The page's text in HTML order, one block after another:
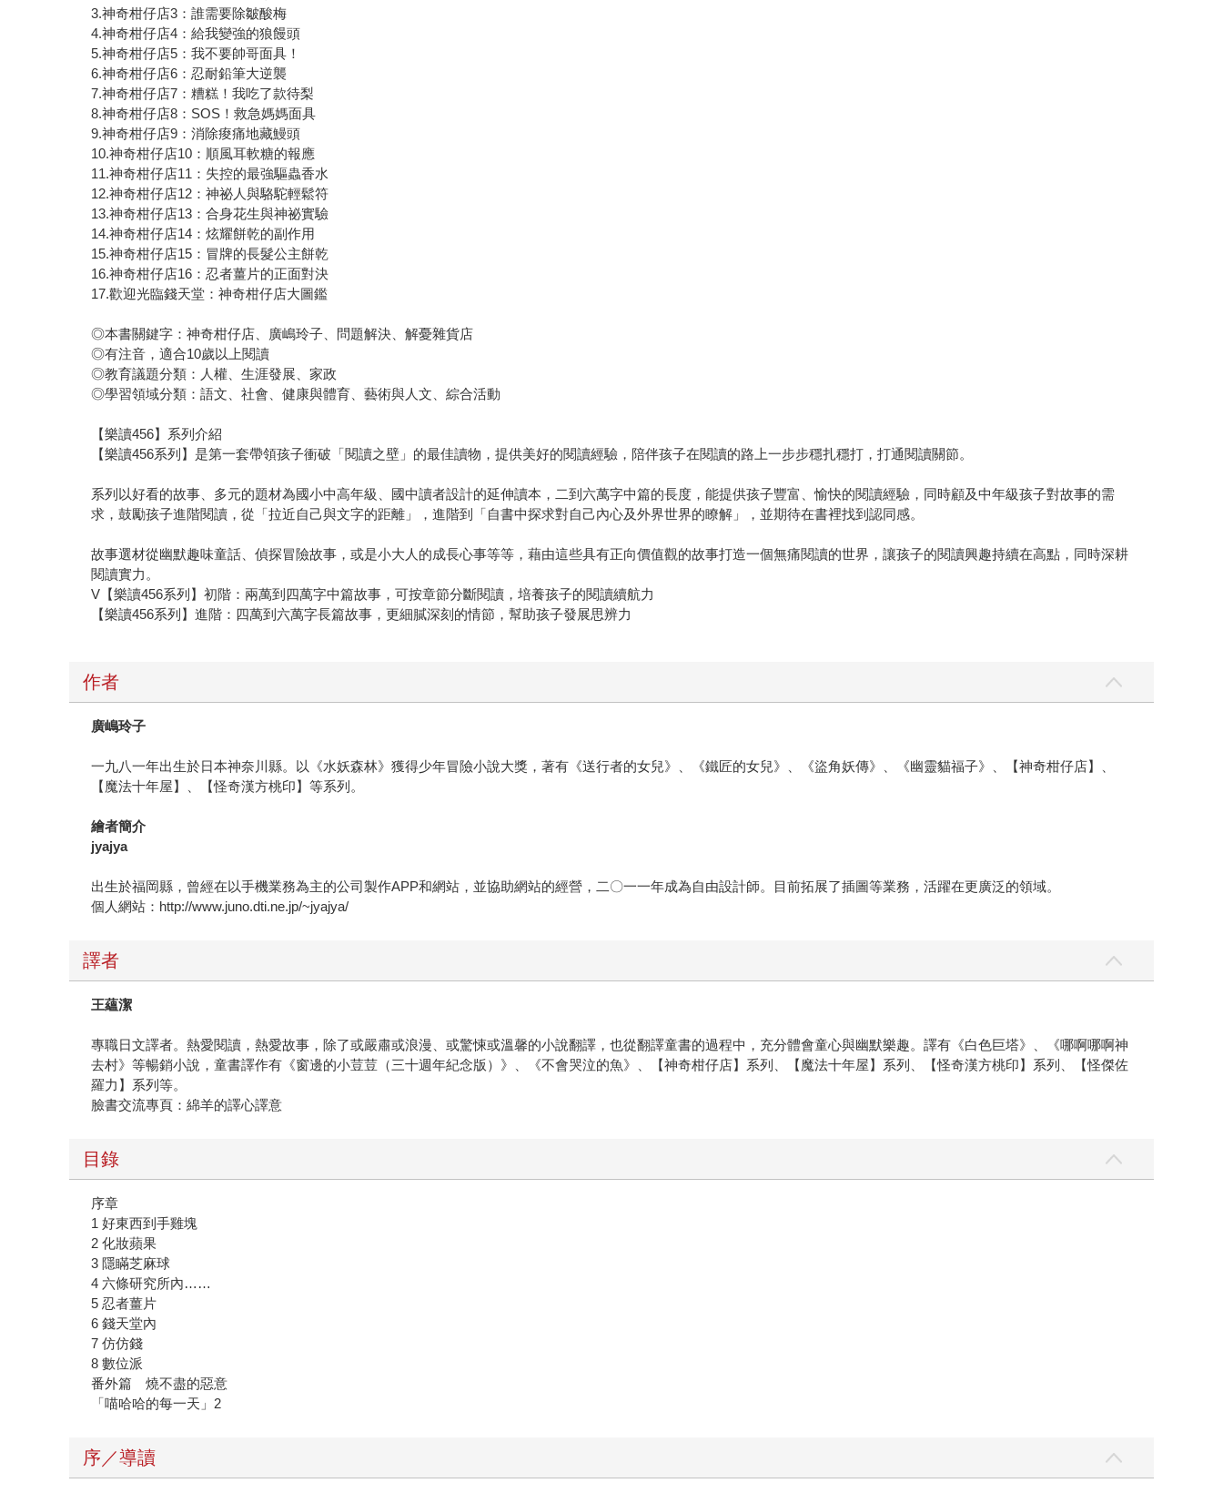
3.神奇柑仔店3：誰需要除皺酸梅
4.神奇柑仔店4：給我變強的狼饅頭
5.神奇柑仔店5：我不要帥哥面具！
6.神奇柑仔店6：忍耐鉛筆大逆襲
7.神奇柑仔店7：糟糕！我吃了款待梨
8.神奇柑仔店8：SOS！救急媽媽面具
9.神奇柑仔店9：消除痠痛地藏鰻頭
10.神奇柑仔店10：順風耳軟糖的報應
11.神奇柑仔店11：失控的最強驅蟲香水
12.神奇柑仔店12：神祕人與駱駝輕鬆符
13.神奇柑仔店13：合身花生與神祕實驗
14.神奇柑仔店14：炫耀餅乾的副作用
15.神奇柑仔店15：冒牌的長髮公主餅乾
16.神奇柑仔店16：忍者薑片的正面對決
17.歡迎光臨錢天堂：神奇柑仔店大圖鑑
◎本書關鍵字：神奇柑仔店、廣嶋玲子、問題解決、解憂雜貨店
◎有注音，適合10歲以上閱讀
◎教育議題分類：人權、生涯發展、家政
◎學習領域分類：語文、社會、健康與體育、藝術與人文、綜合活動
【樂讀456】系列介紹
【樂讀456系列】是第一套帶領孩子衝破「閱讀之壁」的最佳讀物，提供美好的閱讀經驗，陪伴孩子在閱讀的路上一步步穩扎穩打，打通閱讀關節。
系列以好看的故事、多元的題材為國小中高年級、國中讀者設計的延伸讀本，二到六萬字中篇的長度，能提供孩子豐富、愉快的閱讀經驗，同時顧及中年級孩子對故事的需
求，鼓勵孩子進階閱讀，從「拉近自己與文字的距離」，進階到「自書中探求對自己內心及外界世界的瞭解」，並期待在書裡找到認同感。
故事選材從幽默趣味童話、偵探冒險故事，或是小大人的成長心事等等，藉由這些具有正向價值觀的故事打造一個無痛閱讀的世界，讓孩子的閱讀興趣持續在高點，同時深耕
閱讀實力。
V【樂讀456系列】初階：兩萬到四萬字中篇故事，可按章節分斷閱讀，培養孩子的閱讀續航力
【樂讀456系列】進階：四萬到六萬字長篇故事，更細膩深刻的情節，幫助孩子發展思辨力
作者
廣嶋玲子
一九八一年出生於日本神奈川縣。以《水妖森林》獲得少年冒險小說大獎，著有《送行者的女兒》、《鐵匠的女兒》、《盜角妖傳》、《幽靈貓福子》、【神奇柑仔店】、
【魔法十年屋】、【怪奇漢方桃印】等系列。
繪者簡介
jyajya
出生於福岡縣，曾經在以手機業務為主的公司製作APP和網站，並協助網站的經營，二〇一一年成為自由設計師。目前拓展了插圖等業務，活躍在更廣泛的領域。
個人網站：http://www.juno.dti.ne.jp/~jyajya/
譯者
王蘊潔
專職日文譯者。熱愛閱讀，熱愛故事，除了或嚴肅或浪漫、或驚悚或溫馨的小說翻譯，也從翻譯童書的過程中，充分體會童心與幽默樂趣。譯有《白色巨塔》、《哪啊哪啊神
去村》等暢銷小說，童書譯作有《窗邊的小荳荳（三十週年紀念版）》、《不會哭泣的魚》、【神奇柑仔店】系列、【魔法十年屋】系列、【怪奇漢方桃印】系列、【怪傑佐
羅力】系列等。
臉書交流專頁：綿羊的譯心譯意
目錄
序章
1 好東西到手雞塊
2 化妝蘋果
3 隱瞞芝麻球
4 六條研究所內……
5 忍者薑片
6 錢天堂內
7 仿仿錢
8 數位派
番外篇 燒不盡的惡意
「喵哈哈的每一天」2
序／導讀